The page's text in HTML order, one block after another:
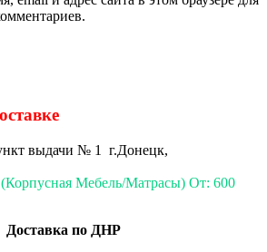
выдачи № 1 г.Донецк,
(Корпусная Мебель/Матрасы) От: 600
Доставка по ДНР